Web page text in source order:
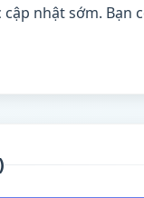
nhật sớm. Bạn